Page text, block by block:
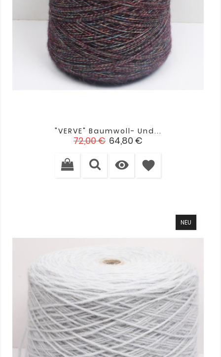
"VERVE" Baumwoll- Und...
Verkaufspreis
72,00 € Preis
64,80 €
 favorite
NEU